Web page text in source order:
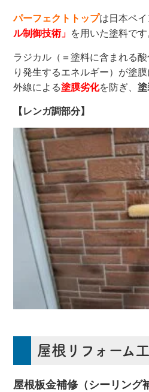
パーフェクトトップは日本ペイ
ル制御技術」 を用いた塗料です
ラジカル（＝塗料に含まれる
り発生するエネルギー）が塗
外線による塗膜劣化を防ぎ、塗
【レンガ調部分】
屋根リフォーム
屋根板金補修（シーリング